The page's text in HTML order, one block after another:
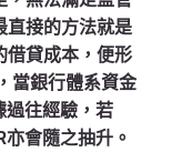
直接的方法就是
借貸成本，便形
當銀行體系資金
過往經驗，若
亦會隨之抽升。